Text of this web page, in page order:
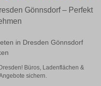
Gönnsdorf – Perfekt
in Dresden Gönnsdorf
Büros, Ladenflächen &
sichern.